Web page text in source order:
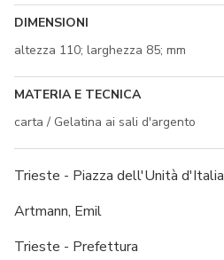
DIMENSIONI
altezza 110; larghezza 85; mm
MATERIA E TECNICA
carta / Gelatina ai sali d'argento
Trieste - Piazza dell'Unità d'Italia
Artmann, Emil
Trieste - Prefettura